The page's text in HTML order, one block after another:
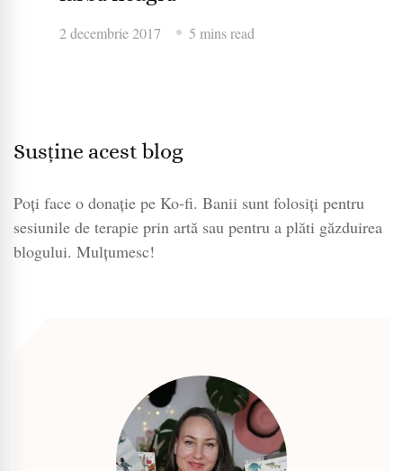
2 decembrie 2017 5 mins read
Susține acest blog
Poți face o donație pe Ko-fi. Banii sunt folosiți pentru
sesiunile de terapie prin artă sau pentru a plăti găzduirea
blogului. Mulțumesc!